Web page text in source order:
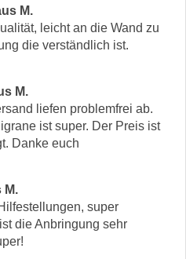
M.
leicht an die Wand zu
die verständlich ist.
M.
liefen problemfrei ab.
ist super. Der Preis ist
Danke euch
M.
super
die Anbringung sehr